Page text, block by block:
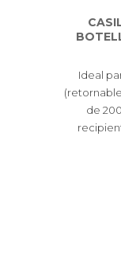
Ideal
de